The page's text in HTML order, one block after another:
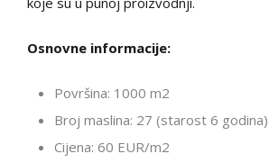
Osnovne informacije:
Površina: 1000 m2
Broj maslina: 27 (starost 6 godina)
Cijena: 60 EUR/m2